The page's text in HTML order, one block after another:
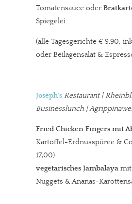
Tomatensauce oder
Spiegelei
(alle Tagesgerichte € 9,90;
oder Beilagensalat &
Joseph´s Restaurant|
Businesslunch |
Fried Chicken Fingers mit
Kartoffel-Erdnusspüree &
17,00)
vegetarisches Jambalaya mit
Nuggets & Ananas-